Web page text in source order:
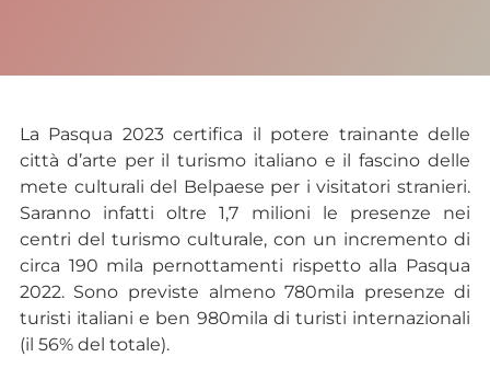
La Pasqua 2023 certifica il potere trainante delle
città d’arte per il turismo italiano e il fascino delle
mete culturali del Belpaese per i visitatori stranieri.
Saranno infatti oltre 1,7 milioni le presenze nei
centri del turismo culturale, con un incremento di
circa 190 mila pernottamenti rispetto alla Pasqua
2022. Sono previste almeno 780mila presenze di
turisti italiani e ben 980mila di turisti internazionali
(il 56% del totale).